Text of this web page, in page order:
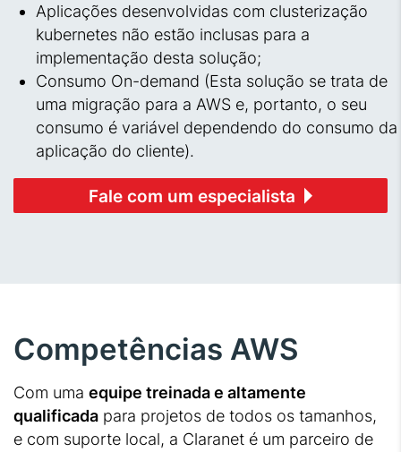
Aplicações desenvolvidas com clusterização
kubernetes não estão inclusas para a
implementação desta solução;
Consumo On-demand (Esta solução se trata de
uma migração para a AWS e, portanto, o seu
consumo é variável dependendo do consumo da
aplicação do cliente).
Fale com um especialista
Competências AWS
Com uma equipe treinada e altamente
qualificada para projetos de todos os tamanhos,
e com suporte local, a Claranet é um parceiro de